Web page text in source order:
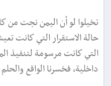
تخيلوا لو أن اليمن نجت من
حالة الاستقرار التي كانت
التي كانت مرسومة لتنفيذ
داخلية، فخسرنا الواقع